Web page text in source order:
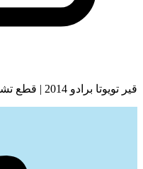
قير تويوتا برادو 2014 | قطع تشليح أصلية بأسعار منافسة